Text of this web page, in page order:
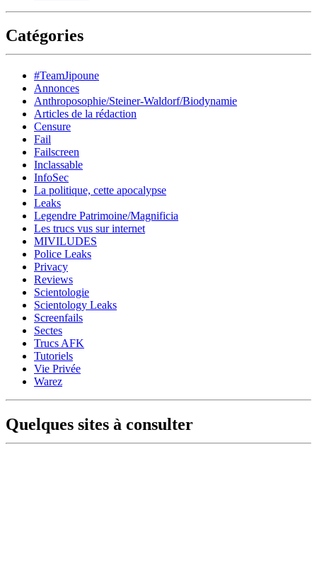
Catégories
#TeamJipoune
Annonces
Anthroposophie/Steiner-Waldorf/Biodynamie
Articles de la rédaction
Censure
Fail
Failscreen
Inclassable
InfoSec
La politique, cette apocalypse
Leaks
Legendre Patrimoine/Magnificia
Les trucs vus sur internet
MIVILUDES
Police Leaks
Privacy
Reviews
Scientologie
Scientology Leaks
Screenfails
Sectes
Trucs AFK
Tutoriels
Vie Privée
Warez
Quelques sites à consulter